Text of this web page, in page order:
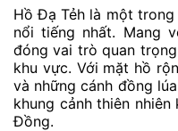
Hồ Đạ Tẻh là một
nổi tiếng nhất. Mang
đóng vai trò quan
khu vực. Với mặt hồ
và những cánh đồng
khung cảnh thiên
Đồng.